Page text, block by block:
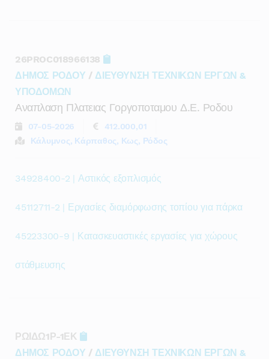
26PROC018966138
ΔΗΜΟΣ ΡΟΔΟΥ / ΔΙΕΥΘΥΝΣΗ ΤΕΧΝΙΚΩΝ ΕΡΓΩΝ &
ΥΠΟΔΟΜΩΝ
Αναπλαση Πλατειας Γοργοποταμου Δ.ε. Ροδου
07-05-2026
412.000,01
Κάλυμνος, Κάρπαθος, Κως, Ρόδος
34928400-2 | Αστικός εξοπλισμός
45112711-2 | Εργασίες διαμόρφωσης τοπίου για πάρκα
45223300-9 | Κατασκευαστικές εργασίες για χώρους
στάθμευσης
ΡΩΙΔΩ1Ρ-1ΕΚ
ΔΗΜΟΣ ΡΟΔΟΥ / ΔΙΕΥΘΥΝΣΗ ΤΕΧΝΙΚΩΝ ΕΡΓΩΝ &